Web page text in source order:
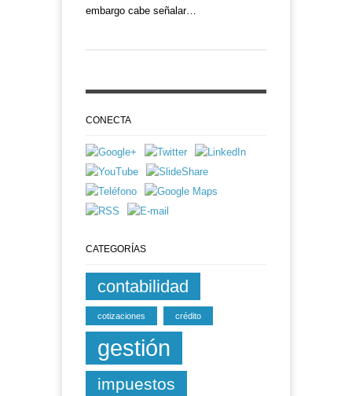
embargo cabe señalar…
CONECTA
CATEGORÍAS
contabilidad
cotizaciones crédito
gestión
impuestos